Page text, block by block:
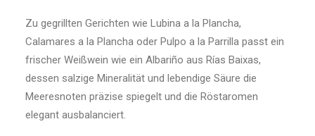
Zu gegrillten Gerichten wie Lubina a la Plancha,
Calamares a la Plancha oder Pulpo a la Parrilla passt ein
frischer Weißwein wie ein Albariño aus Rías Baixas,
dessen salzige Mineralität und lebendige Säure die
Meeresnoten präzise spiegelt und die Röstaromen
elegant ausbalanciert.